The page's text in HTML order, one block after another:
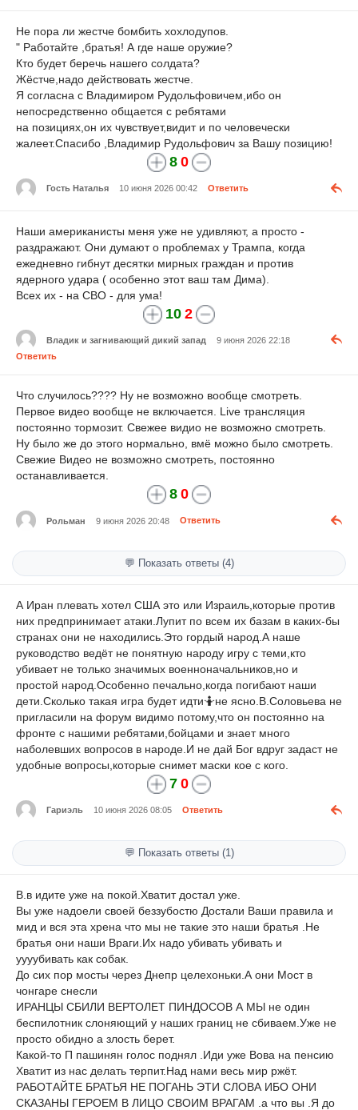
Не пора ли жестче бомбить хохлодупов.
" Работайте ,братья! А где наше оружие?
Кто будет беречь нашего солдата?
Жёстче,надо действовать жестче.
Я согласна с Владимиром Рудольфовичем,ибо он
непосредственно общается с ребятами
на позициях,он их чувствует,видит и по человечески
жалеет.Спасибо ,Владимир Рудольфович за Вашу позицию!
8 0
Гость Наталья 10 июня 2026 00:42 Ответить
Наши американисты меня уже не удивляют, а просто -
раздражают. Они думают о проблемах у Трампа, когда
ежедневно гибнут десятки мирных граждан и против
ядерного удара ( особенно этот ваш там Дима).
Всех их - на СВО - для ума!
10 2
Владик и загнивающий дикий запад
9 июня 2026 22:18
Ответить
Что случилось???? Ну не возможно вообще смотреть.
Первое видео вообще не включается. Live трансляция
постоянно тормозит. Свежее видио не возможно смотреть.
Ну было же до этого нормально, вмё можно было смотреть.
Свежие Видео не возможно смотреть, постоянно
останавливается.
8 0
Рольман 9 июня 2026 20:48 Ответить
💬 Показать ответы (4)
А Иран плевать хотел США это или Израиль,которые против
них предпринимает атаки.Лупит по всем их базам в каких-бы
странах они не находились.Это гордый народ.А наше
руководство ведёт не понятную народу игру с теми,кто
убивает не только значимых военноначальников,но и
простой народ.Особенно печально,когда погибают наши
дети.Сколько такая игра будет идти🤷не ясно.В.Соловьева не
пригласили на форум видимо потому,что он постоянно на
фронте с нашими ребятами,бойцами и знает много
наболевших вопросов в народе.И не дай Бог вдруг задаст не
удобные вопросы,которые снимет маски кое с кого.
7 0
Гариэль 10 июня 2026 08:05 Ответить
💬 Показать ответы (1)
В.в идите уже на покой.Хватит достал уже.
Вы уже надоели своей беззубостю Достали Ваши правила и
мид и вся эта хрена что мы не такие это наши братья .Не
братья они наши Враги.Их надо убивать убивать и
уууубивать как собак.
До сих пор мосты через Днепр целехоньки.А они Мост в
чонгаре снесли
ИРАНЦЫ СБИЛИ ВЕРТОЛЕТ ПИНДОСОВ А МЫ не один
беспилотник слоняющий у наших границ не сбиваем.Уже не
просто обидно а злость берет.
Какой-то П пашинян голос поднял .Иди уже Вова на пенсию
Хватит из нас делать терпит.Над нами весь мир ржёт.
РАБОТАЙТЕ БРАТЬЯ НЕ ПОГАНЬ ЭТИ СЛОВА ИБО ОНИ
СКАЗАНЫ ГЕРОЕМ В ЛИЦО СВОИМ ВРАГАМ .а что вы .Я до